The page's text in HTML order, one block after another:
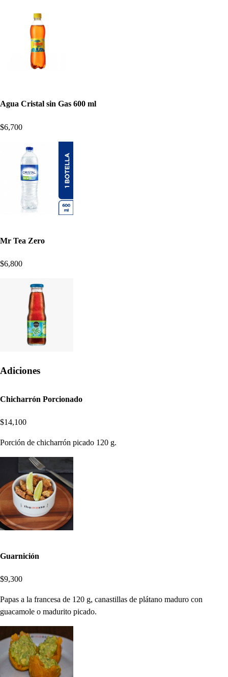
Agua Cristal sin Gas 600 ml
$6,700
Mr Tea Zero
$6,800
Adiciones
Chicharrón Porcionado
$14,100
Porción de chicharrón picado 120 g.
Guarnición
$9,300
Papas a la francesa de 120 g, canastillas de plátano maduro con
guacamole o madurito picado.